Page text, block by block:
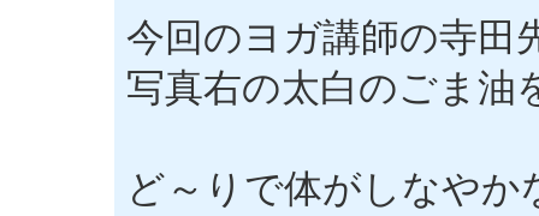
今回のヨガ講師の寺田
写真右の太白のごま油
ど～りで体がしなやか